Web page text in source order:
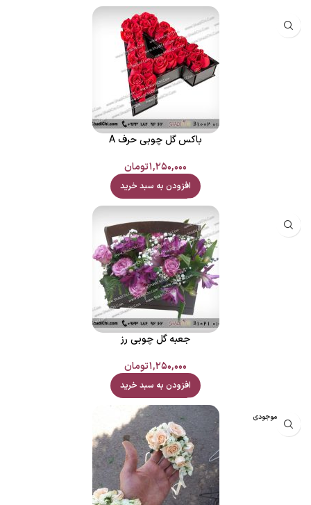
باکس گل چوبی حرف A
۱,۲۵۰,۰۰۰تومان
افزودن به سبد خرید
جعبه گل چوبی رز
۱,۲۵۰,۰۰۰تومان
افزودن به سبد خرید
اتمام موجودی